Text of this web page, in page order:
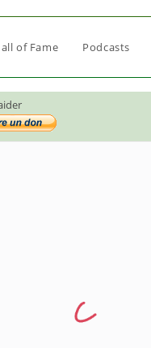
of Fame Podcasts